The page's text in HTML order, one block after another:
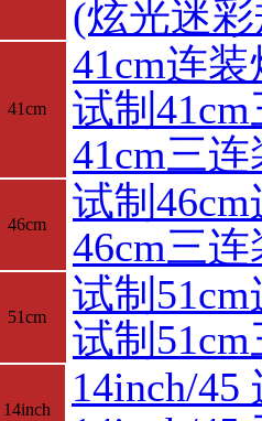
(炫光迷
41cm
41cm连装
试制
41cm三
46cm
试制
46cm三
51cm
试制
试制
14inch
14inch/45